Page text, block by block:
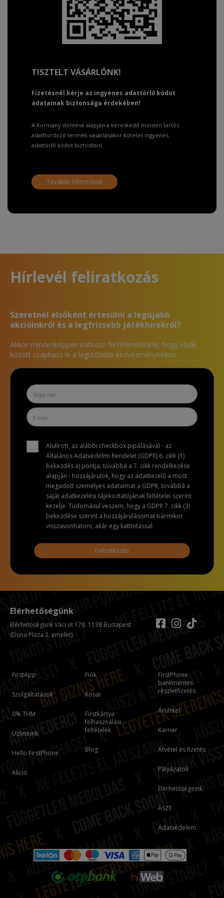
TISZTELT VÁSÁRLÓNK!
Fizetésnél kérje az ingyenes adattörlő kódot
adatainak biztonsága érdekében!
A Kormány döntése alapján a kereskedő minden tartós
adathordozó termék vásárlásakor köteles ingyenes
adattörlő kódot biztosítani.
További információ
Hírlevél feliratkozás
Szeretnél elsőként értesülni a legújabb
akcióinkról és a legfrissebb játékhírekről?
Akkor mindenképpen iratkozz fel hírlevelünkre, hogy elsők
között csaphass le a legütősebb kedvezményeinkre.
Alulírott, az alábbi checkbox pipálásával - az
Általános Adatvédelmi Rendelet (GDPR) 6. cikk (1)
bekezdés a) pontja, továbbá a 7. cikk rendelkezése
alapján - hozzájárulok, hogy az adatkezelő a most
megadott személyes adataimat a GDPR, továbbá a
saját adatkezelési tájékoztatójának feltételei szerint
kezelje. Tudomásul veszem, hogy a GDPR 7. cikk (3)
bekezdése szerint a hozzájárulásomat bármikor
visszavonhatom, akár egy kattintással.
Feliratkozás
FirstApp
Szolgáltatások
0% THM
Üzleteink
Hello FirstPhone
Akció
Fiók
Kosár
Firstkártya
felhasználási
feltételek
Blog
FirstPhone
bankmentes
részletfizetés
Áruhitel
Karrier
Átvétel és fizetés
Pályázatok
Elérhetőségeink
ÁSZF
Adatvédelem
Elérhetőségünk
Elérhetőségünk Váci út 178. 1138 Budapest
(Duna Plaza 2. emelet)